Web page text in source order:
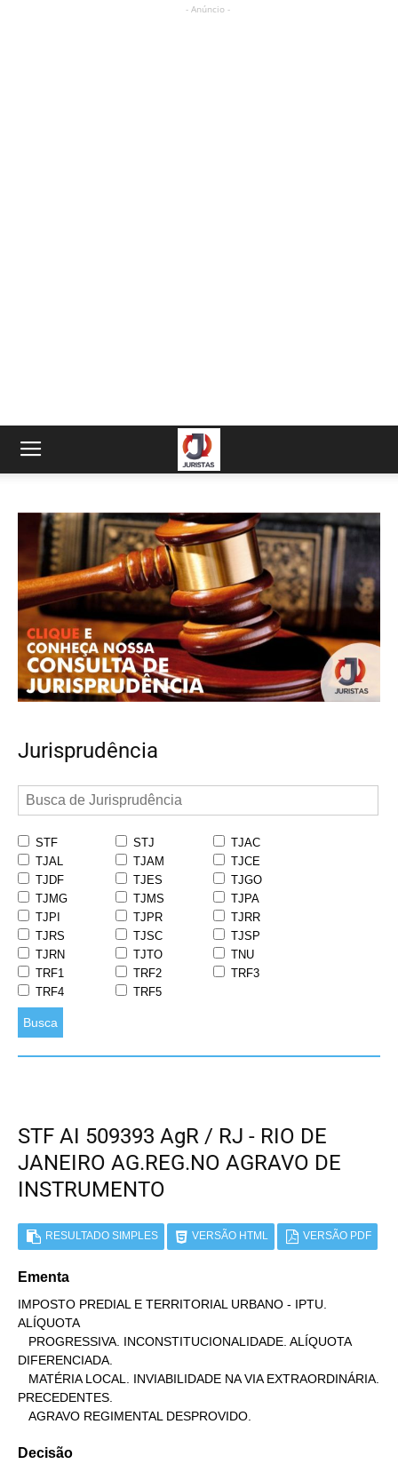
- Anúncio -
Jurisprudência
STF STJ
TJAC
TJAL
TJAM
TJCE
TJDF
TJES
TJGO
TJMG
TJMS
TJPA
TJPI
TJPR
TJRR
TJRS
TJSC
TJSP
TJRN
TJTO
TNU
TRF1
TRF2
TRF3
TRF4
TRF5
Busca
STF AI 509393 AgR / RJ - RIO DE
JANEIRO AG.REG.NO AGRAVO DE
INSTRUMENTO
RESULTADO SIMPLES VERSÃO HTML VERSÃO PDF
Ementa
IMPOSTO PREDIAL E TERRITORIAL URBANO - IPTU.
ALÍQUOTA
DIFERENCIADA.
PRECEDENTES.
   AGRAVO REGIMENTAL DESPROVIDO.
Decisão